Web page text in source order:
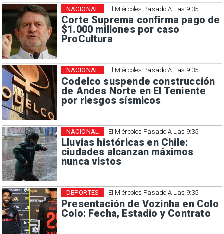
El Miércoles Pasado A Las 9:35
Corte Suprema confirma pago de
$1.000 millones por caso
ProCultura
NACIONAL
El Miércoles Pasado A Las 9:35
Codelco suspende construcción
de Andes Norte en El Teniente
por riesgos sísmicos
NACIONAL
El Miércoles Pasado A Las 9:35
Lluvias históricas en Chile:
ciudades alcanzan máximos
nunca vistos
NACIONAL
El Miércoles Pasado A Las 9:35
Presentación de Vozinha en Colo
Colo: Fecha, Estadio y Contrato
DEPORTES